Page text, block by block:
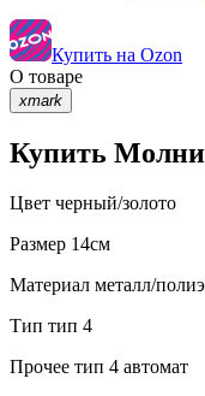
Купить на Ozon
О товаре
xmark
Купить
Цвет черный/золото
Размер 14см
Материал металл/
Тип тип 4
Прочее тип 4 автомат